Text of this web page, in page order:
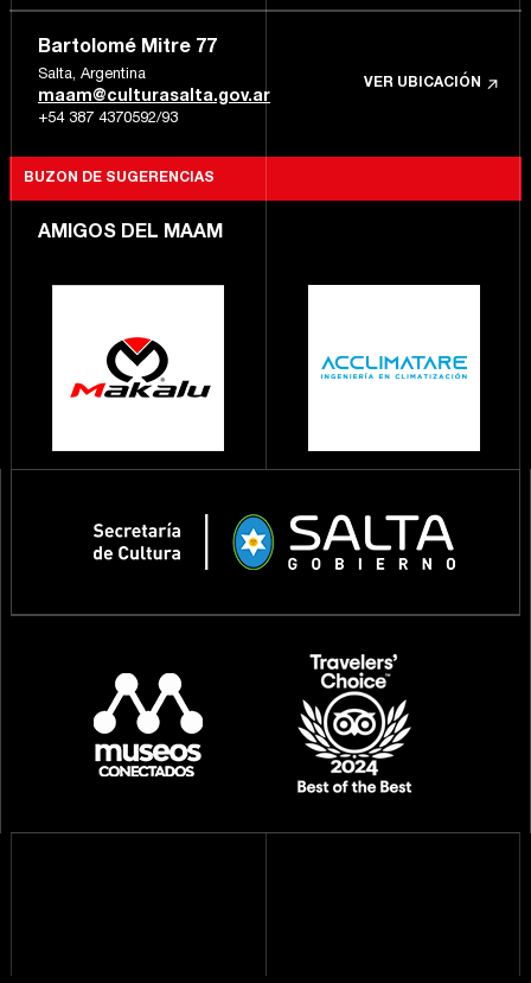
Bartolomé Mitre 77
Salta, Argentina
maam@culturasalta.gov.ar
+54 387 4370592/93
VER UBICACIÓN
BUZON DE SUGERENCIAS
AMIGOS DEL MAAM